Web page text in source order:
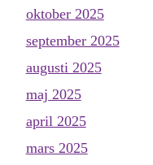
oktober 2025
september 2025
augusti 2025
maj 2025
april 2025
mars 2025